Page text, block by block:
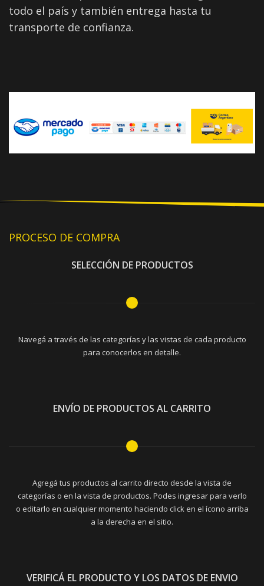
todo el país y también entrega hasta tu
transporte de confianza.
PROCESO DE COMPRA
SELECCIÓN DE PRODUCTOS
Navegá a través de las categorías y las vistas de cada producto
para conocerlos en detalle.
ENVÍO DE PRODUCTOS AL CARRITO
Agregá tus productos al carrito directo desde la vista de
categorías o en la vista de productos. Podes ingresar para verlo
o editarlo en cualquier momento haciendo click en el ícono arriba
a la derecha en el sitio.
VERIFICÁ EL PRODUCTO Y LOS DATOS DE ENVIO